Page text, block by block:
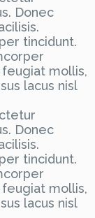
Donec
tincidunt.
mollis,
lacus nisl
Donec
tincidunt.
mollis,
lacus nisl